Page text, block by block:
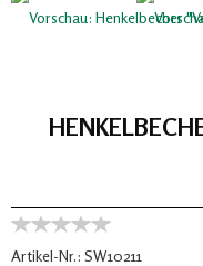
Artikel-Nr.: SW10211